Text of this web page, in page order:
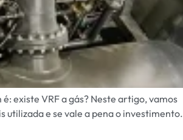
existe VRF a gás? Neste artigo, vamos
utilizada e se vale a pena o investimento.